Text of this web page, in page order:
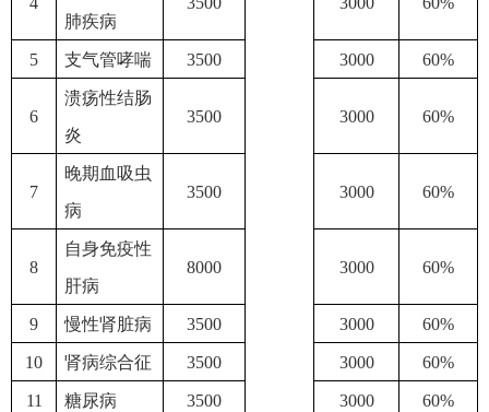
肺疾病
5 支气管哮喘 3500 3000 60%
6
溃疡性结肠
炎
3500 3000 60%
7
晚期血吸虫
病
3500 3000 60%
8
自身免疫性
肝病
8000 3000 60%
9 慢性肾脏病 3500 3000 60%
10 肾病综合征 3500 3000 60%
11 糖尿病 3500 3000 60%